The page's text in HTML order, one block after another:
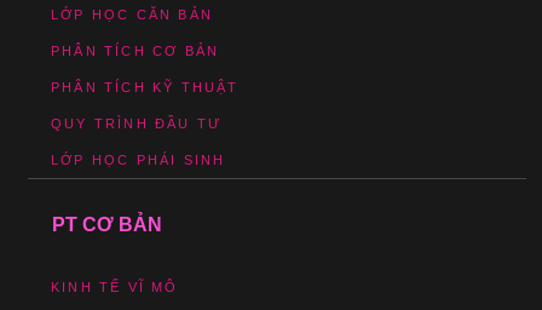
LỚP HỌC CĂN BẢN
PHÂN TÍCH CƠ BẢN
PHÂN TÍCH KỸ THUẬT
QUY TRÌNH ĐẦU TƯ
LỚP HỌC PHÁI SINH
PT CƠ BẢN
KINH TẾ VĨ MÔ